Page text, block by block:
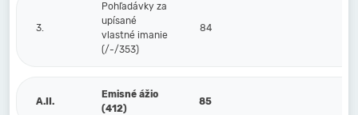
3.
Pohľadávky za
upísané
vlastné imanie
(/-/353)
84
A.II.
Emisné ážio
(412)
85